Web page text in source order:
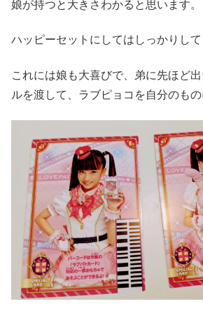
娘が持つと大きさわかると思います。
ハッピーセットにしてはしっかりして
これには娘も大喜びで、弟に先ほど
ルを渡して、ラブピョコを自分のもの